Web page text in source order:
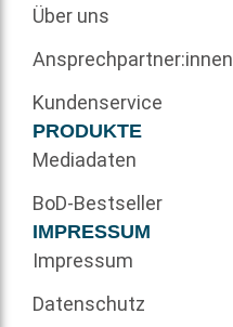
Über uns
Ansprechpartner:innen
Kundenservice
PRODUKTE
Mediadaten
BoD-Bestseller
IMPRESSUM
Impressum
Datenschutz